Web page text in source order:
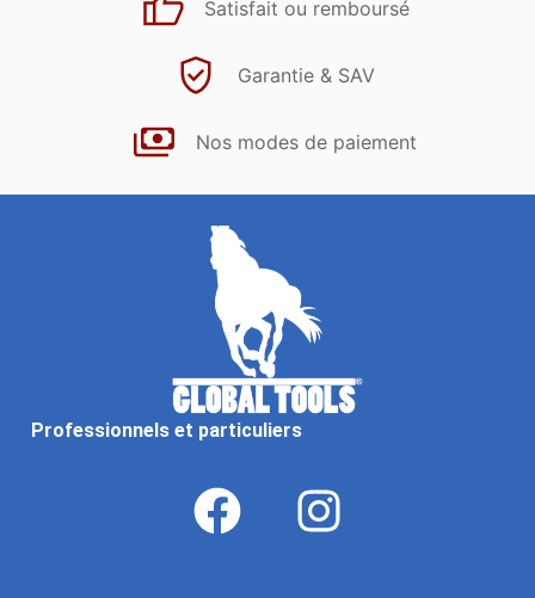
Satisfait ou remboursé
Garantie & SAV
Nos modes de paiement
Professionnels et particuliers